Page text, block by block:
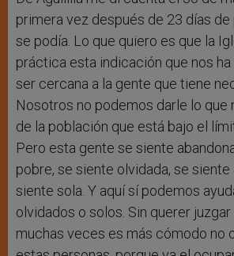
primera vez después de 23 días de
se podía. Lo que quiero es que la
práctica esta indicación que nos ha
ser cercana a la gente que tiene
Nosotros no podemos darle lo que
de la población que está bajo el
Pero esta gente se siente
pobre, se siente olvidada, se siente
siente sola. Y aquí sí podemos
olvidados o solos. Sin querer
muchas veces es más cómodo no